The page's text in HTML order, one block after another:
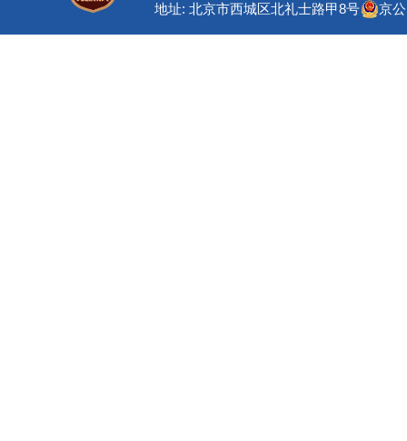
地址: 北京市西城区北礼士路甲8号
京